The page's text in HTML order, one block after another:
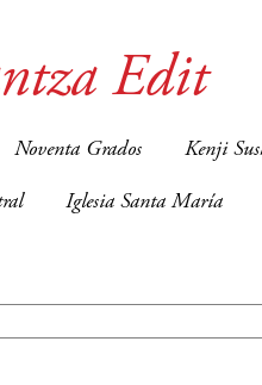
Edit
Noventa Grados Kenji
Iglesia Santa María